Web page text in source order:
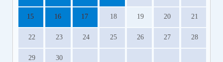
15 16 17 18 19 20 21
22 23 24 25 26 27 28
29 30